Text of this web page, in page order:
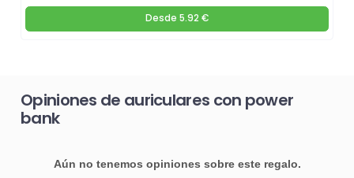
Desde 5.92 €
Opiniones de auriculares con power
bank
Aún no tenemos opiniones sobre este regalo.